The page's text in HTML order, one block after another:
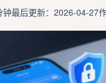
钟最后更新：2026-04-27